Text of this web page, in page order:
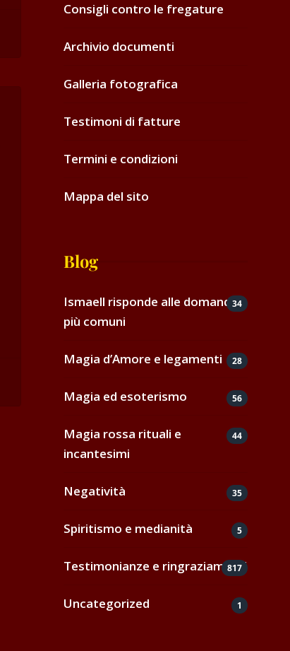
Consigli contro le fregature
Archivio documenti
Galleria fotografica
Testimoni di fatture
Termini e condizioni
Mappa del sito
Blog
Ismaell risponde alle domande
più comuni
34
Magia d’Amore e legamenti 28
Magia ed esoterismo 56
Magia rossa rituali e
incantesimi
44
Negatività 35
Spiritismo e medianità 5
Testimonianze e ringraziamenti
817
Uncategorized 1